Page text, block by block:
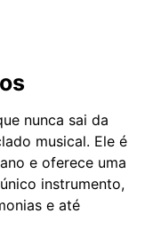
nunca sai da
musical. Ele é
e oferece uma
instrumento,
e até